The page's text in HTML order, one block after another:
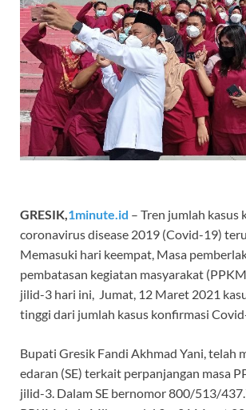
GRESIK, 1minute.id – Tren jumlah kasus
coronavirus disease 2019 (Covid-19)
Memasuki hari keempat, Masa
pembatasan kegiatan masyarakat
jilid-3 hari ini, Jumat, 12 Maret 2021
tinggi dari jumlah kasus konfirmasi
Bupati Gresik Fandi Akhmad Yani, telah
edaran (SE) terkait perpanjangan masa
jilid-3. Dalam SE bernomor 800/513/